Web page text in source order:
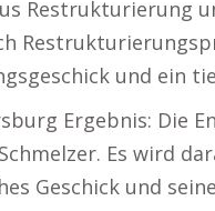
Restrukturierung
und ein
Ergebnis: Die
Es wird
Geschick und